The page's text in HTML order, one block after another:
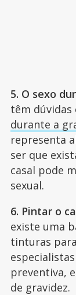
5. O sexo
têm
durante a
representa
ser que
casal pode
sexual.
6. Pintar o
existe uma
tinturas
preventiva,
de gravidez.